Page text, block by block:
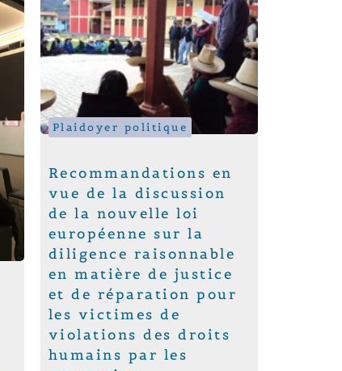
Plaidoyer politique
Recommandations en
vue de la discussion
de la nouvelle loi
européenne sur la
diligence raisonnable
en matière de justice
et de réparation pour
les victimes de
violations des droits
humains par les